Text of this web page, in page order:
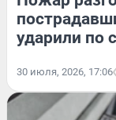
ударили по
30 июля, 2026, 17:06